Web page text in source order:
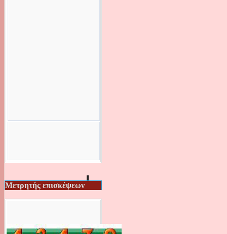
Μετρητής επισκέψεων